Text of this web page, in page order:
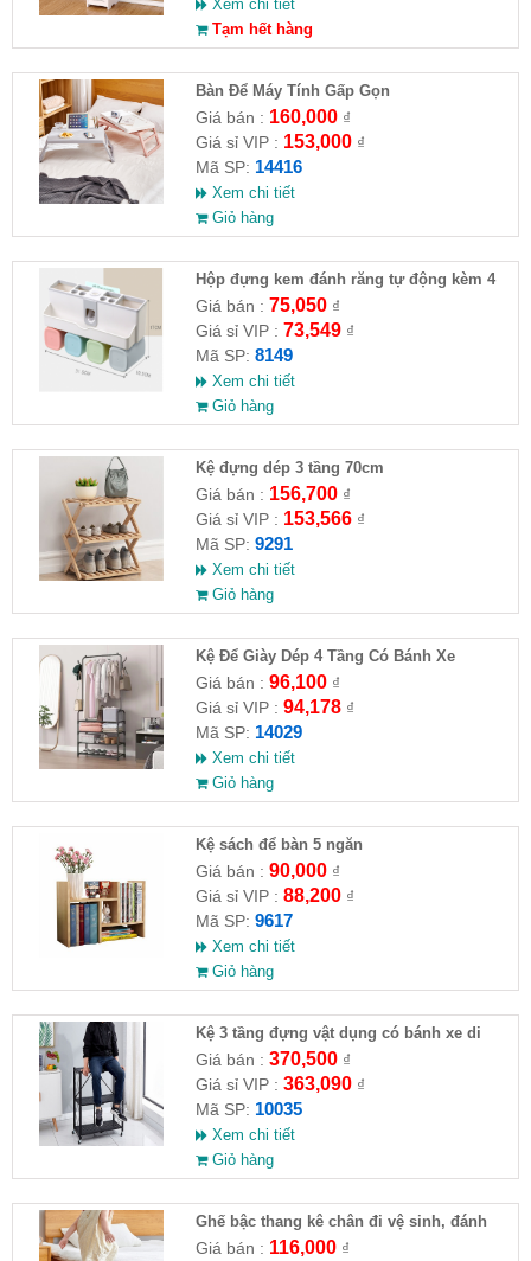
Xem chi tiết
Tạm hết hàng
Bàn Để Máy Tính Gấp Gọn
Giá bán : 160,000₫
Giá sỉ VIP : 153,000₫
Mã SP: 14416
Xem chi tiết
Giỏ hàng
Hộp đựng kem đánh răng tự động kèm 4
ly
Giá bán : 75,050₫
Giá sỉ VIP : 73,549₫
Mã SP: 8149
Xem chi tiết
Giỏ hàng
Kệ đựng dép 3 tầng 70cm
Giá bán : 156,700₫
Giá sỉ VIP : 153,566₫
Mã SP: 9291
Xem chi tiết
Giỏ hàng
Kệ Để Giày Dép 4 Tầng Có Bánh Xe
Giá bán : 96,100₫
Giá sỉ VIP : 94,178₫
Mã SP: 14029
Xem chi tiết
Giỏ hàng
Kệ sách để bàn 5 ngăn
Giá bán : 90,000₫
Giá sỉ VIP : 88,200₫
Mã SP: 9617
Xem chi tiết
Giỏ hàng
Kệ 3 tầng đựng vật dụng có bánh xe di
chuyển
Giá bán : 370,500₫
Giá sỉ VIP : 363,090₫
Mã SP: 10035
Xem chi tiết
Giỏ hàng
Ghế bậc thang kê chân đi vệ sinh, đánh
răng, ghế tắm
Giá bán : 116,000₫